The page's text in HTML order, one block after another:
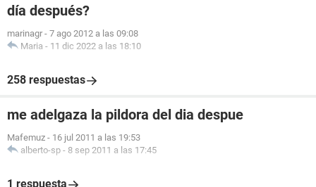
día después?
marinagr - 7 ago 2012 a las 09:08
Maria - 11 dic 2022 a las 18:10
258 respuestas
me adelgaza la pildora del dia despue
Mafemuz - 16 jul 2011 a las 19:53
alberto-sp - 8 sep 2011 a las 17:45
1 respuesta